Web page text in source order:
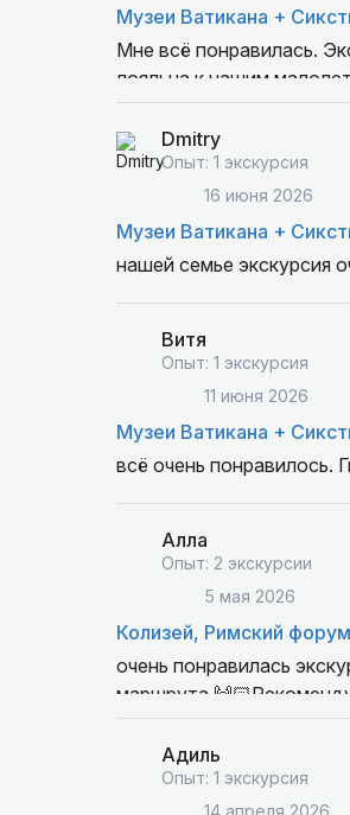
Музеи Ватикана +
Мне всё понравилась. Экскурсовод Кристина очень доступно и легко преподносит информацию, была
лояльна к нашим
архитектуры. В собор
он просто закрылся ровно как мы пришли. В целом было
рассказать и лишь
переходах от стеллажа
Dmitry
Опыт: 1 экскурсия
16 июня 2026
Музеи Ватикана +
нашей семье экскурсия
Витя
Опыт: 1 экскурсия
11 июня 2026
Музеи Ватикана +
всё очень понравилось.
Алла
Опыт: 2 экскурсии
5 мая 2026
Колизей, Римский
очень понравилась
маршрута
Адиль
Опыт: 1 экскурсия
14 апреля 2026